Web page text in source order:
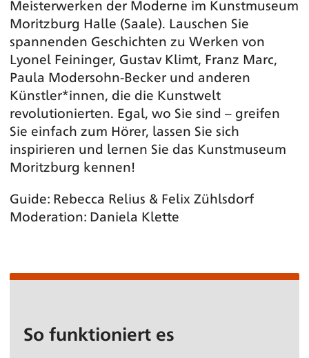
Meisterwerken der Moderne im Kunstmuseum
Moritzburg Halle (Saale). Lauschen Sie
spannenden Geschichten zu Werken von
Lyonel Feininger, Gustav Klimt, Franz Marc,
Paula Modersohn-Becker und anderen
Künstler*innen, die die Kunstwelt
revolutionierten. Egal, wo Sie sind – greifen
Sie einfach zum Hörer, lassen Sie sich
inspirieren und lernen Sie das Kunstmuseum
Moritzburg kennen!
Guide: Rebecca Relius & Felix Zühlsdorf
Moderation: Daniela Klette
So funktioniert es